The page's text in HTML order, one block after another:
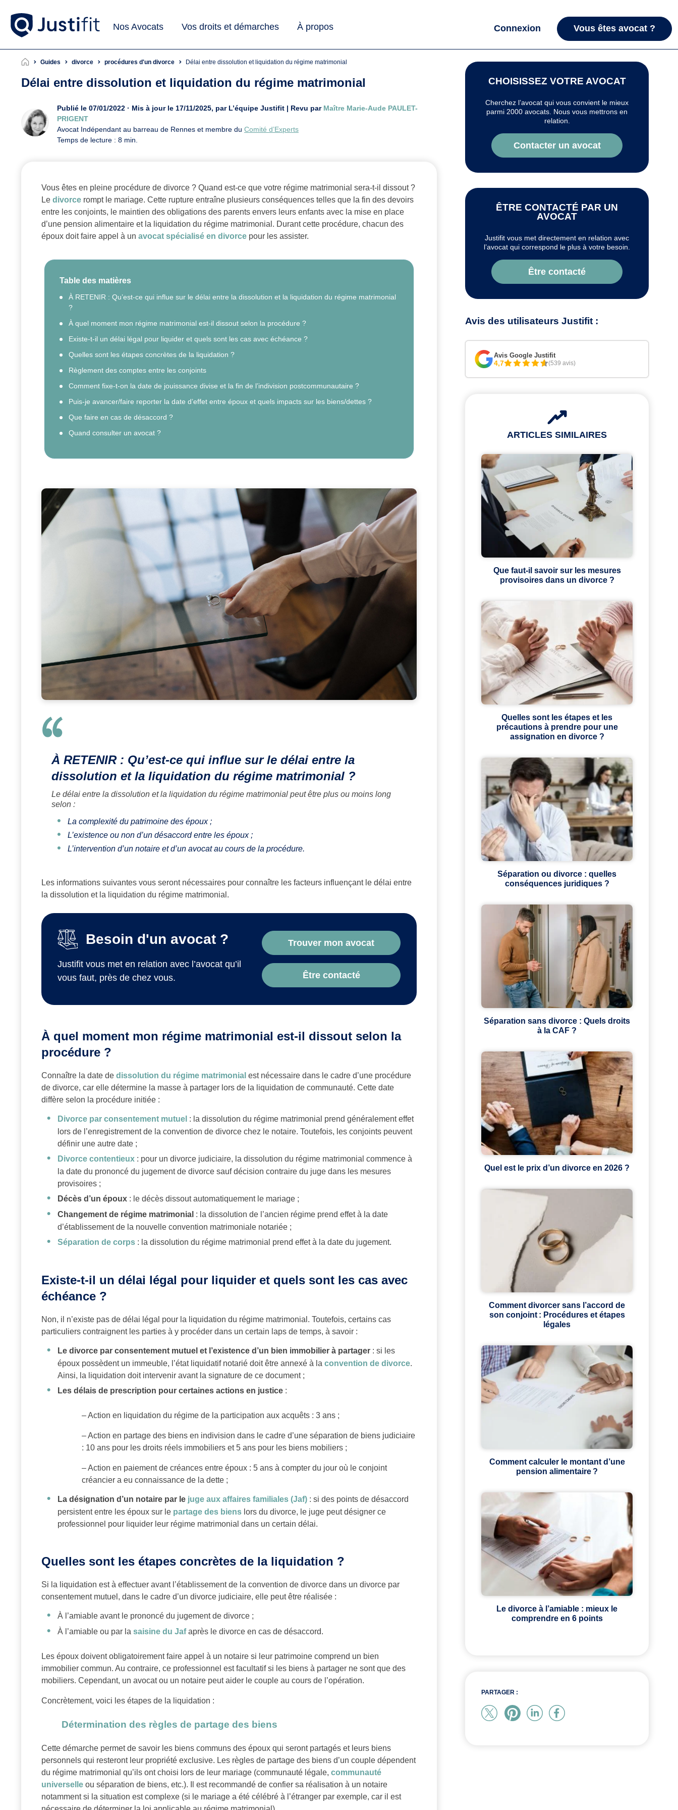
Nos Avocats Vos droits et démarches À propos Connexion Vous êtes avocat ?
Guides divorce procédures d'un divorce Délai entre dissolution et liquidation du régime matrimonial
Délai entre dissolution et liquidation du régime matrimonial
Publié le 07/01/2022 · Mis à jour le 17/11/2025, par L’équipe Justifit | Revu par Maître Marie-Aude PAULET-
PRIGENT
Avocat Indépendant au barreau de Rennes et membre du Comité d’Experts
Temps de lecture : 8 min.
Vous êtes en pleine procédure de divorce ? Quand est-ce que votre régime matrimonial sera-t-il dissout ?
Le divorce rompt le mariage. Cette rupture entraîne plusieurs conséquences telles que la fin des devoirs
entre les conjoints, le maintien des obligations des parents envers leurs enfants avec la mise en place
d’une pension alimentaire et la liquidation du régime matrimonial. Durant cette procédure, chacun des
époux doit faire appel à un avocat spécialisé en divorce pour les assister.
Table des matières
À RETENIR : Qu’est-ce qui influe sur le délai entre la dissolution et la liquidation du régime matrimonial
?
À quel moment mon régime matrimonial est-il dissout selon la procédure ?
Existe-t-il un délai légal pour liquider et quels sont les cas avec échéance ?
Quelles sont les étapes concrètes de la liquidation ?
Règlement des comptes entre les conjoints
Comment fixe-t-on la date de jouissance divise et la fin de l’indivision postcommunautaire ?
Puis-je avancer/faire reporter la date d’effet entre époux et quels impacts sur les biens/dettes ?
Que faire en cas de désaccord ?
Quand consulter un avocat ?
À RETENIR : Qu’est-ce qui influe sur le délai entre la
dissolution et la liquidation du régime matrimonial ?
Le délai entre la dissolution et la liquidation du régime matrimonial peut être plus ou moins long
selon :
La complexité du patrimoine des époux ;
L’existence ou non d’un désaccord entre les époux ;
L’intervention d’un notaire et d’un avocat au cours de la procédure.
Les informations suivantes vous seront nécessaires pour connaître les facteurs influençant le délai entre
la dissolution et la liquidation du régime matrimonial.
Besoin d'un avocat ?
Justifit vous met en relation avec l’avocat qu’il
vous faut, près de chez vous.
Trouver mon avocat
Être contacté
À quel moment mon régime matrimonial est-il dissout selon la
procédure ?
Connaître la date de dissolution du régime matrimonial est nécessaire dans le cadre d’une procédure
de divorce, car elle détermine la masse à partager lors de la liquidation de communauté. Cette date
diffère selon la procédure initiée :
Divorce par consentement mutuel : la dissolution du régime matrimonial prend généralement effet
lors de l’enregistrement de la convention de divorce chez le notaire. Toutefois, les conjoints peuvent
définir une autre date ;
Divorce contentieux : pour un divorce judiciaire, la dissolution du régime matrimonial commence à
la date du prononcé du jugement de divorce sauf décision contraire du juge dans les mesures
provisoires ;
Décès d’un époux : le décès dissout automatiquement le mariage ;
Changement de régime matrimonial : la dissolution de l’ancien régime prend effet à la date
d’établissement de la nouvelle convention matrimoniale notariée ;
Séparation de corps : la dissolution du régime matrimonial prend effet à la date du jugement.
Existe-t-il un délai légal pour liquider et quels sont les cas avec
échéance ?
Non, il n’existe pas de délai légal pour la liquidation du régime matrimonial. Toutefois, certains cas
particuliers contraignent les parties à y procéder dans un certain laps de temps, à savoir :
Le divorce par consentement mutuel et l’existence d’un bien immobilier à partager : si les
époux possèdent un immeuble, l’état liquidatif notarié doit être annexé à la convention de divorce.
Ainsi, la liquidation doit intervenir avant la signature de ce document ;
Les délais de prescription pour certaines actions en justice :
– Action en liquidation du régime de la participation aux acquêts : 3 ans ;
– Action en partage des biens en indivision dans le cadre d’une séparation de biens judiciaire
: 10 ans pour les droits réels immobiliers et 5 ans pour les biens mobiliers ;
– Action en paiement de créances entre époux : 5 ans à compter du jour où le conjoint
créancier a eu connaissance de la dette ;
La désignation d’un notaire par le juge aux affaires familiales (Jaf) : si des points de désaccord
persistent entre les époux sur le partage des biens lors du divorce, le juge peut désigner ce
professionnel pour liquider leur régime matrimonial dans un certain délai.
Quelles sont les étapes concrètes de la liquidation ?
Si la liquidation est à effectuer avant l’établissement de la convention de divorce dans un divorce par
consentement mutuel, dans le cadre d’un divorce judiciaire, elle peut être réalisée :
À l’amiable avant le prononcé du jugement de divorce ;
À l’amiable ou par la saisine du Jafaprès le divorce en cas de désaccord.
Les époux doivent obligatoirement faire appel à un notaire si leur patrimoine comprend un bien
immobilier commun. Au contraire, ce professionnel est facultatif si les biens à partager ne sont que des
mobiliers. Cependant, un avocat ou un notaire peut aider le couple au cours de l’opération.
Concrètement, voici les étapes de la liquidation :
Détermination des règles de partage des biens
Cette démarche permet de savoir les biens communs des époux qui seront partagés et leurs biens
personnels qui resteront leur propriété exclusive. Les règles de partage des biens d’un couple dépendent
du régime matrimonial qu’ils ont choisi lors de leur mariage (communauté légale, communauté
universelle ou séparation de biens, etc.). Il est recommandé de confier sa réalisation à un notaire
notamment si la situation est complexe (si le mariage a été célébré à l’étranger par exemple, car il est
CHOISISSEZ VOTRE AVOCAT
Cherchez l’avocat qui vous convient le mieux
parmi 2000 avocats. Nous vous mettrons en
relation.
Contacter un avocat
ÊTRE CONTACTÉ PAR UN
AVOCAT
Justifit vous met directement en relation avec
l’avocat qui correspond le plus à votre besoin.
Être contacté
Avis des utilisateurs Justifit :
Avis Google Justifit
4,7 (539 avis)
ARTICLES SIMILAIRES
Que faut-il savoir sur les mesures
provisoires dans un divorce ?
Quelles sont les étapes et les
précautions à prendre pour une
assignation en divorce ?
Séparation ou divorce : quelles
conséquences juridiques ?
Séparation sans divorce : Quels droits
à la CAF ?
Quel est le prix d’un divorce en 2026 ?
Comment divorcer sans l’accord de
son conjoint : Procédures et étapes
légales
Comment calculer le montant d’une
pension alimentaire ?
Le divorce à l’amiable : mieux le
comprendre en 6 points
PARTAGER :